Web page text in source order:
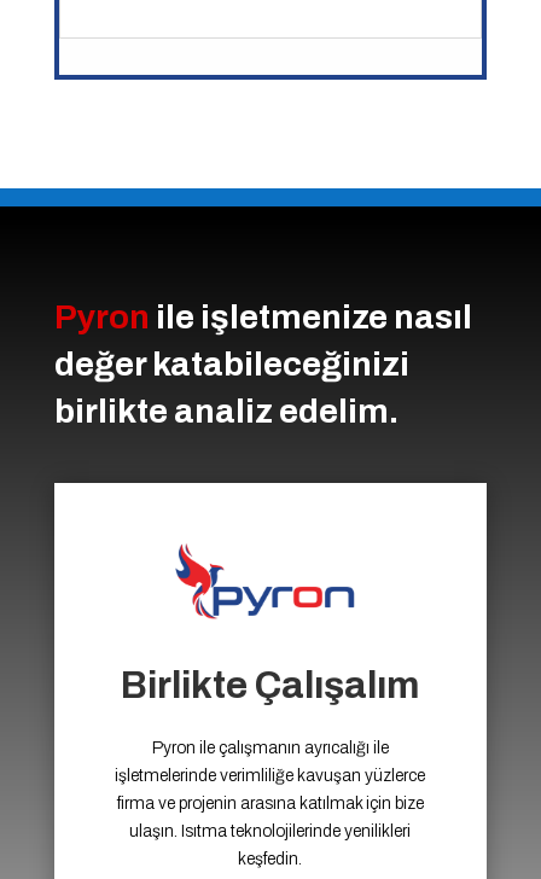
Pyron ile işletmenize nasıl
değer katabileceğinizi
birlikte analiz edelim.
Birlikte Çalışalım
Pyron ile çalışmanın ayrıcalığı ile
işletmelerinde verimliliğe kavuşan yüzlerce
firma ve projenin arasına katılmak için bize
ulaşın. Isıtma teknolojilerinde yenilikleri
keşfedin.